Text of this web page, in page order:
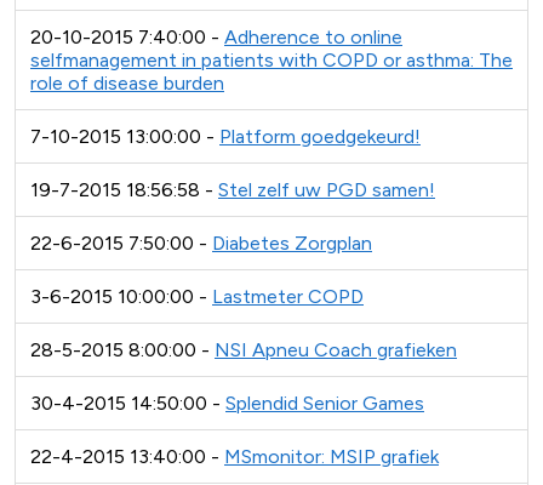
20-10-2015 7:40:00 - Adherence to online
selfmanagement in patients with COPD or asthma: The
role of disease burden
7-10-2015 13:00:00 - Platform goedgekeurd!
19-7-2015 18:56:58 - Stel zelf uw PGD samen!
22-6-2015 7:50:00 - Diabetes Zorgplan
3-6-2015 10:00:00 - Lastmeter COPD
28-5-2015 8:00:00 - NSI Apneu Coach grafieken
30-4-2015 14:50:00 - Splendid Senior Games
22-4-2015 13:40:00 - MSmonitor: MSIP grafiek